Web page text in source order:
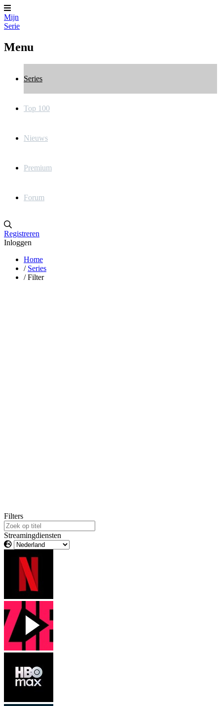
Mijn
Serie
Menu
Series
Top 100
Nieuws
Premium
Forum
Registreren
Inloggen
Home
/ Series
/ Filter
Filters
Streamingdiensten